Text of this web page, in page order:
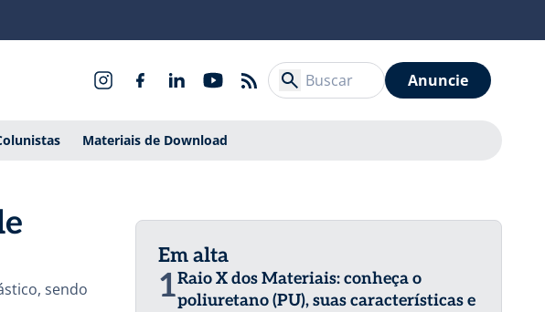
Anuncie
Materiais de Download
sendo
Em alta
1Raio X dos Materiais: conheça o
poliuretano (PU), suas características e